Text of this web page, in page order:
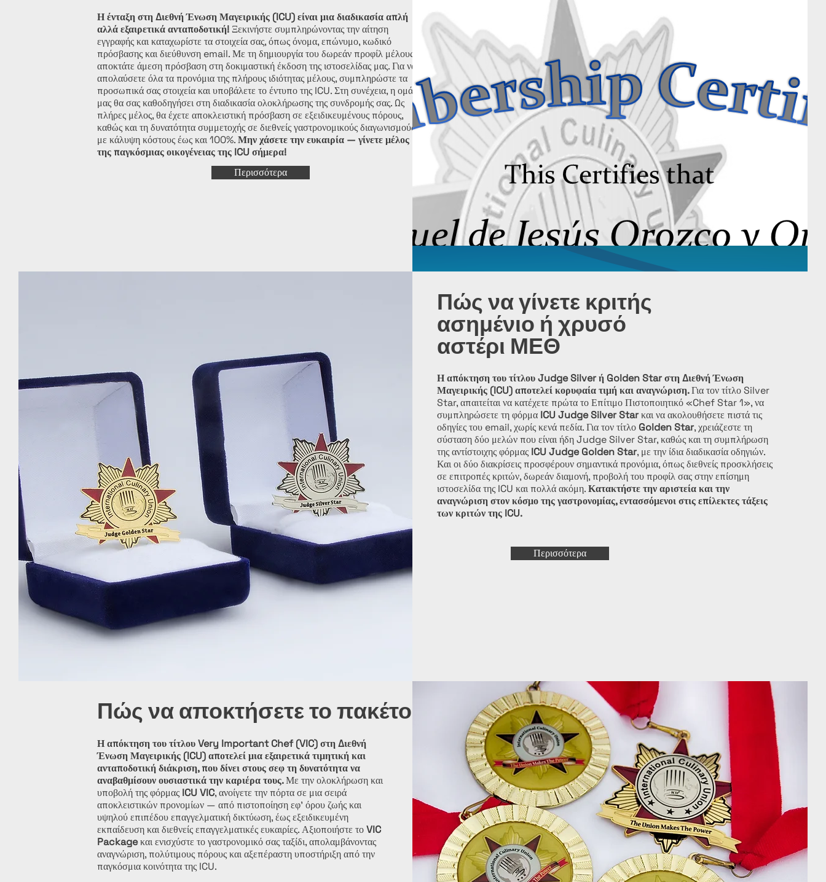
Η ένταξη στη Διεθνή Ένωση Μαγειρικής (ICU) είναι μια διαδικασία απλή
αλλά εξαιρετικά ανταποδοτική! Ξεκινήστε συμπληρώνοντας την αίτηση
εγγραφής και καταχωρίστε τα στοιχεία σας, όπως όνομα, επώνυμο, κωδικό
πρόσβασης και διεύθυνση email. Με τη δημιουργία του δωρεάν προφίλ μέλους
αποκτάτε άμεση πρόσβαση στη δοκιμαστική έκδοση της ιστοσελίδας μας. Για να
απολαύσετε όλα τα προνόμια της πλήρους ιδιότητας μέλους, συμπληρώστε τα
προσωπικά σας στοιχεία και υποβάλετε το έντυπο της ICU. Στη συνέχεια, η ομάδα
μας θα σας καθοδηγήσει στη διαδικασία ολοκλήρωσης της συνδρομής σας. Ως
πλήρες μέλος, θα έχετε αποκλειστική πρόσβαση σε εξειδικευμένους πόρους,
καθώς και τη δυνατότητα συμμετοχής σε διεθνείς γαστρονομικούς διαγωνισμούς
με κάλυψη κόστους έως και 100%.Μην χάσετε την ευκαιρία — γίνετε μέλος
της παγκόσμιας οικογένειας της ICU σήμερα!
Περισσότερα
Πώς να γίνετε κριτής
ασημένιο ή χρυσό
αστέρι ΜΕΘ
Η απόκτηση του τίτλου Judge Silver ή Golden Star στη Διεθνή Ένωση
Μαγειρικής (ICU) αποτελεί κορυφαία τιμή και αναγνώριση.Για τον τίτλο Silver
Star, απαιτείται να κατέχετε πρώτα το Επίτιμο Πιστοποιητικό «Chef Star 1», να
συμπληρώσετε τη φόρμα ICU Judge Silver Starκαι να ακολουθήσετε πιστά τις
οδηγίες του email, χωρίς κενά πεδία. Για τον τίτλο Golden Star, χρειάζεστε τη
σύσταση δύο μελών που είναι ήδη Judge Silver Star, καθώς και τη συμπλήρωση
της αντίστοιχης φόρμας ICU Judge Golden Star, με την ίδια διαδικασία οδηγιών.
Και οι δύο διακρίσεις προσφέρουν σημαντικά προνόμια, όπως διεθνείς προσκλήσεις
σε επιτροπές κριτών, δωρεάν διαμονή, προβολή του προφίλ σας στην επίσημη
ιστοσελίδα της ICU και πολλά ακόμη.Κατακτήστε την αριστεία και την
αναγνώριση στον κόσμο της γαστρονομίας, εντασσόμενοι στις επίλεκτες τάξεις
των κριτών της ICU.
Περισσότερα
Πώς να αποκτήσετε το πακέτο VIC;
Η απόκτηση του τίτλου Very Important Chef (VIC) στη Διεθνή
Ένωση Μαγειρικής (ICU) αποτελεί μια εξαιρετικά τιμητική και
ανταποδοτική διάκριση, που δίνει στους σεφ τη δυνατότητα να
αναβαθμίσουν ουσιαστικά την καριέρα τους.Με την ολοκλήρωση και
υποβολή της φόρμας ICU VIC, ανοίγετε την πόρτα σε μια σειρά
αποκλειστικών προνομίων — από πιστοποίηση εφ’ όρου ζωής και
υψηλού επιπέδου επαγγελματική δικτύωση, έως εξειδικευμένη
εκπαίδευση και διεθνείς επαγγελματικές ευκαιρίες. Αξιοποιήστε τοVIC
Packageκαι ενισχύστε το γαστρονομικό σας ταξίδι, απολαμβάνοντας
αναγνώριση, πολύτιμους πόρους και αξεπέραστη υποστήριξη από την
παγκόσμια κοινότητα της ICU.